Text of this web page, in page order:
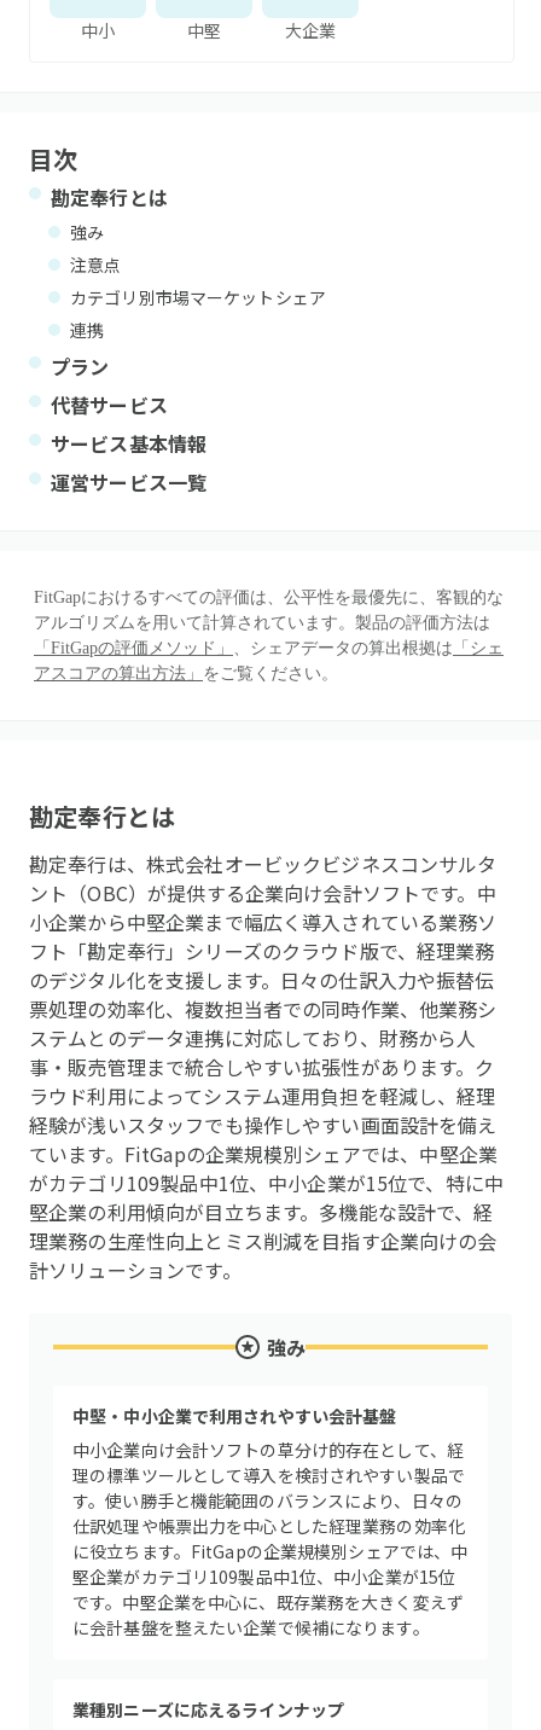
中小 中堅 大企業
目次
勘定奉行とは
強み
注意点
カテゴリ別市場マーケットシェア
連携
プラン
代替サービス
サービス基本情報
運営サービス一覧
FitGapにおけるすべての評価は、公平性を最優先に、客観的な
アルゴリズムを用いて計算されています。製品の評価方法は
「FitGapの評価メソッド」 、シェアデータの算出根拠は 「シェ
アスコアの算出方法」 をご覧ください。
勘定奉行とは
勘定奉行は、株式会社オービックビジネスコンサルタ
ント（OBC）が提供する企業向け会計ソフトです。中
小企業から中堅企業まで幅広く導入されている業務ソ
フト「勘定奉行」シリーズのクラウド版で、経理業務
のデジタル化を支援します。日々の仕訳入力や振替伝
票処理の効率化、複数担当者での同時作業、他業務シ
ステムとのデータ連携に対応しており、財務から人
事・販売管理まで統合しやすい拡張性があります。ク
ラウド利用によってシステム運用負担を軽減し、経理
経験が浅いスタッフでも操作しやすい画面設計を備え
ています。FitGapの企業規模別シェアでは、中堅企業
がカテゴリ109製品中1位、中小企業が15位で、特に中
堅企業の利用傾向が目立ちます。多機能な設計で、経
理業務の生産性向上とミス削減を目指す企業向けの会
計ソリューションです。
強み
中堅・中小企業で利用されやすい会計基盤
中小企業向け会計ソフトの草分け的存在として、経
理の標準ツールとして導入を検討されやすい製品で
す。使い勝手と機能範囲のバランスにより、日々の
仕訳処理や帳票出力を中心とした経理業務の効率化
に役立ちます。FitGapの企業規模別シェアでは、中
堅企業がカテゴリ109製品中1位、中小企業が15位
です。中堅企業を中心に、既存業務を大きく変えず
に会計基盤を整えたい企業で候補になります。
業種別ニーズに応えるラインナップ